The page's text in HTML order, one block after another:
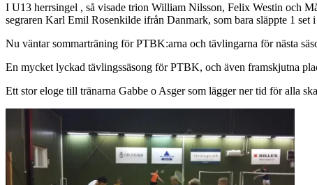
I U13 herrsingel , så visade trion William Nilsson, Felix Westin och
segraren Karl Emil Rosenkilde ifrån Danmark, som bara släppte 1
Nu väntar sommarträning för PTBK:arna och tävlingarna för nästa
En mycket lyckad tävlingssäsong för PTBK, och även framskjutna
Ett stor eloge till tränarna Gabbe o Asger som lägger ner tid för alla